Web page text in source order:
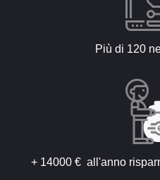
Più di 120
+ 14000 € all'anno